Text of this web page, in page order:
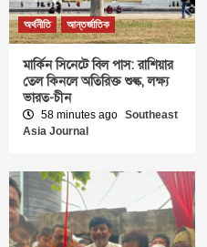
অর্থনীতি আন্তর্জাতিক
মার্কিন সিনেটে বিল পাস: রাশিয়ার
তেল কিনলে অতিরিক্ত শুল্ক, লক্ষ্য
ভারত-চীন
58 minutes ago Southeast
Asia Journal